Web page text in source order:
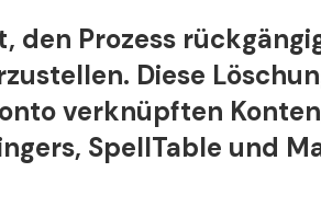
den Prozess
Diese
verknüpften
SpellTable und